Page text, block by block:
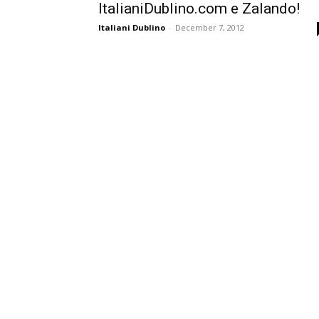
ItalianiDublino.com e Zalando!
Italiani Dublino - December 7, 2012